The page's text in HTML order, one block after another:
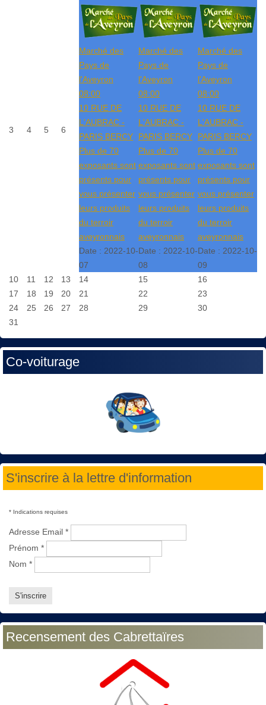
3 4 5 6
Marché des
Pays de
l'Aveyron
08:00
10 RUE DE
L'AUBRAC -
PARIS BERCY
Plus de 70
exposants sont
présents pour
vous présenter
leurs produits
du terroir
aveyronnais
Date : 2022-10-
07
Marché des
Pays de
l'Aveyron
08:00
10 RUE DE
L'AUBRAC -
PARIS BERCY
Plus de 70
exposants sont
présents pour
vous présenter
leurs produits
du terroir
aveyronnais
Date : 2022-10-
08
Marché des
Pays de
l'Aveyron
08:00
10 RUE DE
L'AUBRAC -
PARIS BERCY
Plus de 70
exposants sont
présents pour
vous présenter
leurs produits
du terroir
aveyronnais
Date : 2022-10-
09
10
11 12 13 14 15
16
17
18 19 20 21 22
23
24
25 26 27 28 29
30
31
Co-voiturage
S'inscrire à la lettre d'information
* Indications requises
Adresse Email *
Prénom *
Nom *
Recensement des Cabrettaïres